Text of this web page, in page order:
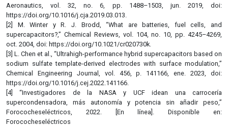
Aeronautics, vol. 32, no. 6, pp. 1488–1503, jun. 2019, doi:
https://doi.org/10.1016/j.cja.2019.03.013.
[2] M. Winter y R. J. Brodd, “What are batteries, fuel cells, and
supercapacitors?,” Chemical Reviews, vol. 104, no. 10, pp. 4245–4269,
oct. 2004, doi: https://doi.org/10.1021/cr020730k.
[3] L. Chen et al., “Ultrahigh-performance hybrid supercapacitors based on
sodium sulfate template-derived electrodes with surface modulation,”
Chemical Engineering Journal, vol. 456, p. 141166, ene. 2023, doi:
https://doi.org/10.1016/j.cej.2022.141166.
[4] “Investigadores de la NASA y UCF idean una carrocería
supercondensadora, más autonomía y potencia sin añadir peso,”
Forococheseléctricos, 2022. [En línea]. Disponible en:
Forococheseléctricos